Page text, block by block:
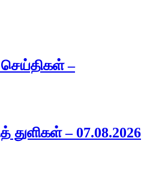
–
துளிகள் – 07.08.2026